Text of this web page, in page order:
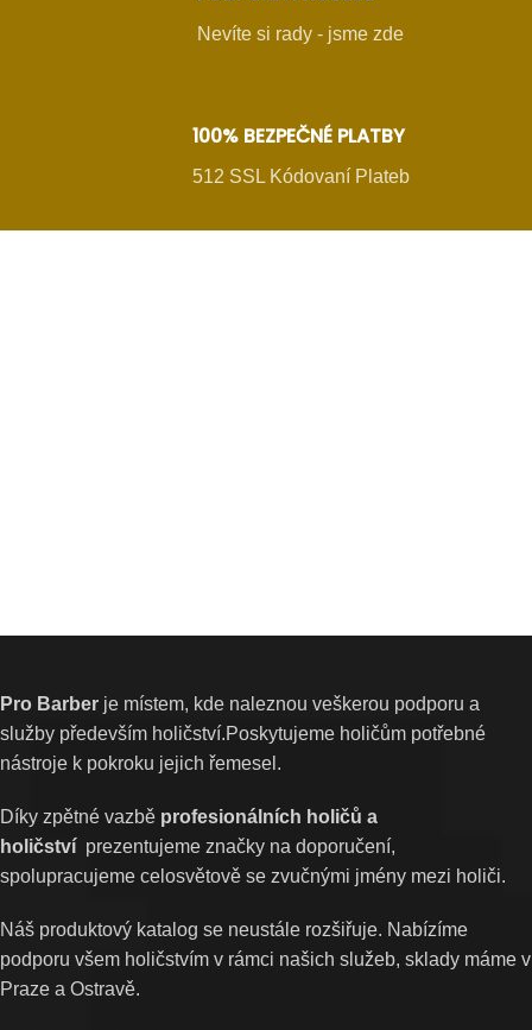
Nevíte si rady - jsme zde
100% BEZPEČNÉ PLATBY
512 SSL Kódovaní Plateb
Pro Barber je místem, kde naleznou veškerou podporu a
služby především holičství.Poskytujeme holičům potřebné
nástroje k pokroku jejich řemesel.
Díky zpětné vazbě profesionálních holičů a
holičství prezentujeme značky na doporučení,
spolupracujeme celosvětově se zvučnými jmény mezi holiči.
Náš produktový katalog se neustále rozšiřuje. Nabízíme
podporu všem holičstvím v rámci našich služeb, sklady máme v
Praze a Ostravě.